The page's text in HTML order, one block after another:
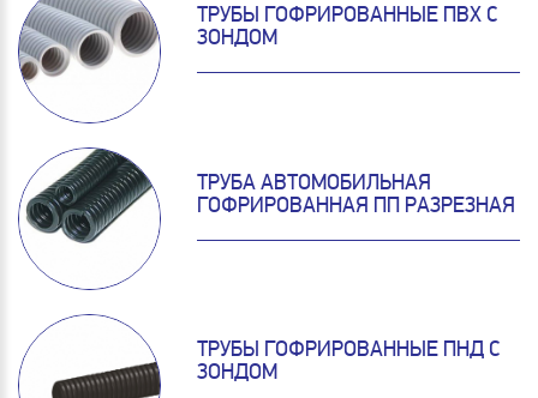
ТРУБЫ ГОФРИРОВАННЫЕ ПВХ С
ЗОНДОМ
ТРУБА АВТОМОБИЛЬНАЯ
ГОФРИРОВАННАЯ ПП РАЗРЕЗНАЯ
ТРУБЫ ГОФРИРОВАННЫЕ ПНД С
ЗОНДОМ